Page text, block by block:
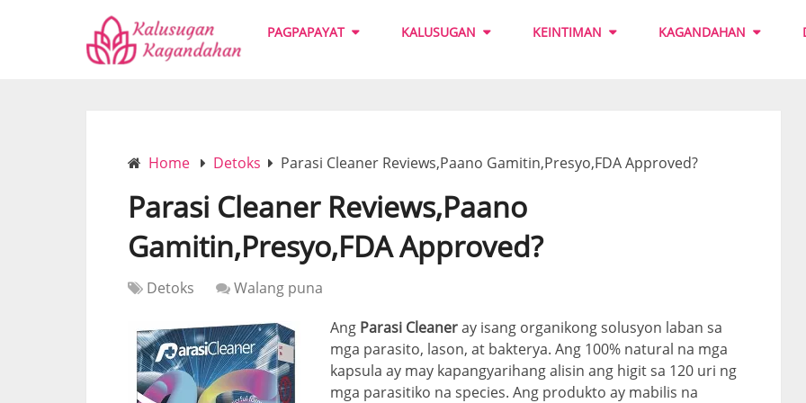
PAGPAPAYAT KALUSUGAN KEINTIMAN KAGANDAHAN
Home Detoks Parasi Cleaner Reviews,Paano Gamitin,Presyo,FDA Approved?
Parasi Cleaner Reviews,Paano
Gamitin,Presyo,FDA Approved?
Detoks
Walang puna
Ang Parasi Cleaneray isang organikong solusyon laban sa
mga parasito, lason, at bakterya. Ang 100% natural na mga
kapsula ay may kapangyarihang alisin ang higit sa 120 uri ng
mga parasitiko na species. Ang produkto ay mabilis na